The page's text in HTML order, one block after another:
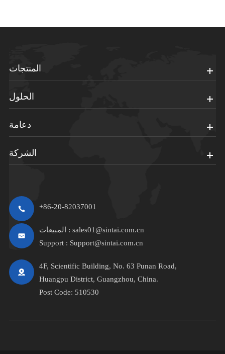
المنتجات
الحلول
دعامة
الشركة
+86-20-82037001
المبيعات : sales01@sintai.com.cn
Support : Support@sintai.com.cn
4F, Scientific Building, No. 63 Punan Road,
Huangpu District, Guangzhou, China.
Post Code: 510530